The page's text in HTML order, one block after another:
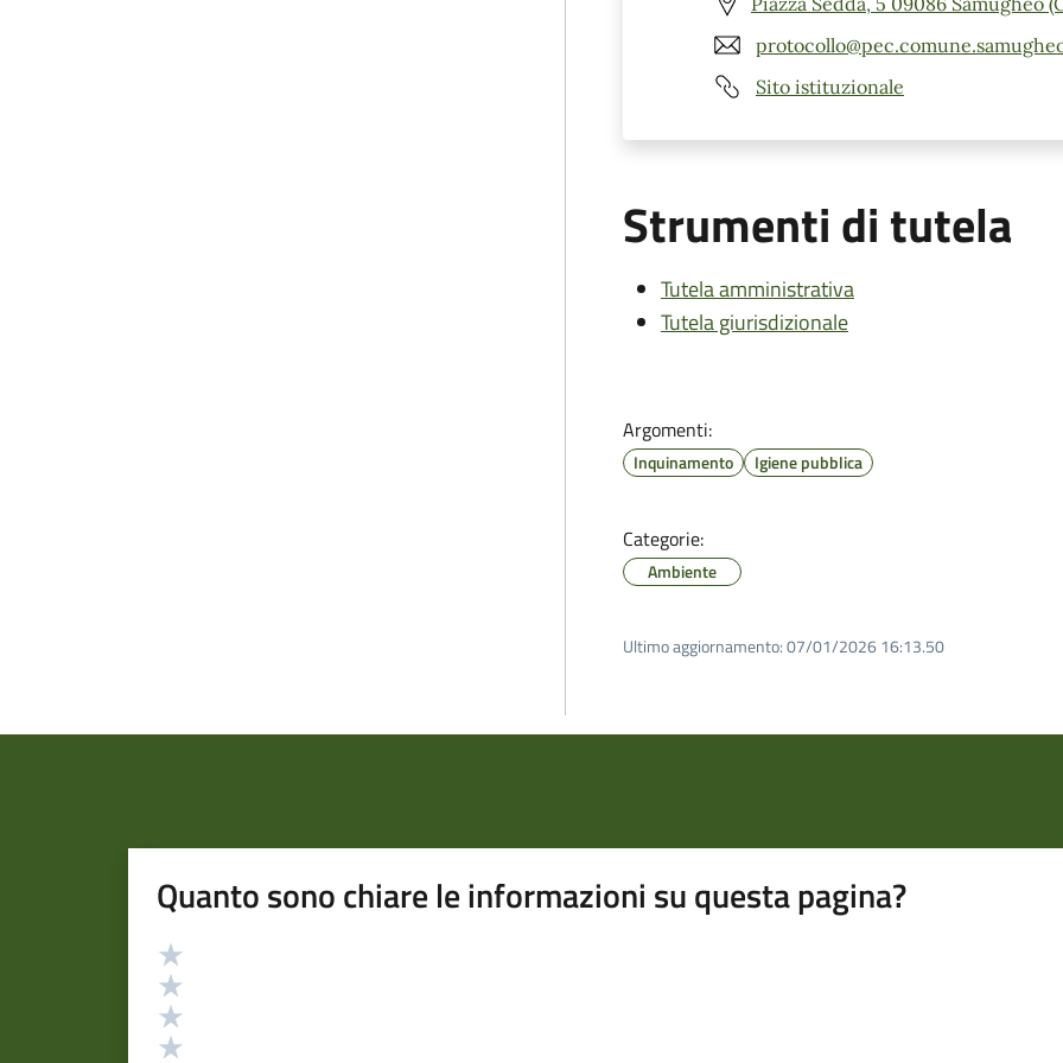
Sito istituzionale
Strumenti di tutela
Tutela amministrativa
Tutela giurisdizionale
Argomenti:
Inquinamento Igiene pubblica
Categorie:
Ambiente
Ultimo aggiornamento:07/01/2026 16:13.50
Quanto sono chiare le informazioni su questa pagina?
Valutazione